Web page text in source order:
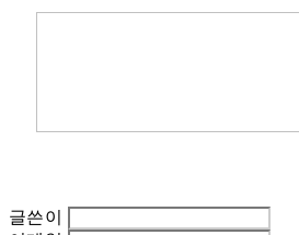
글쓴이